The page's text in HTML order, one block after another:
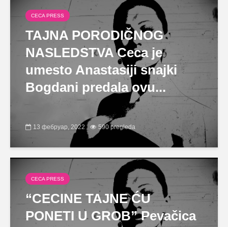
CECA PRESS
TAJNA PORODIČNOG
NASLEDSTVA Ceca je
umesto Anastasiji snajki
Bogdani predala ovu...
13 фебруар, 2022 590 pregleda
CECA PRESS
“CECINE TAJNE ĆU
PONETI U GROB” Pevačica